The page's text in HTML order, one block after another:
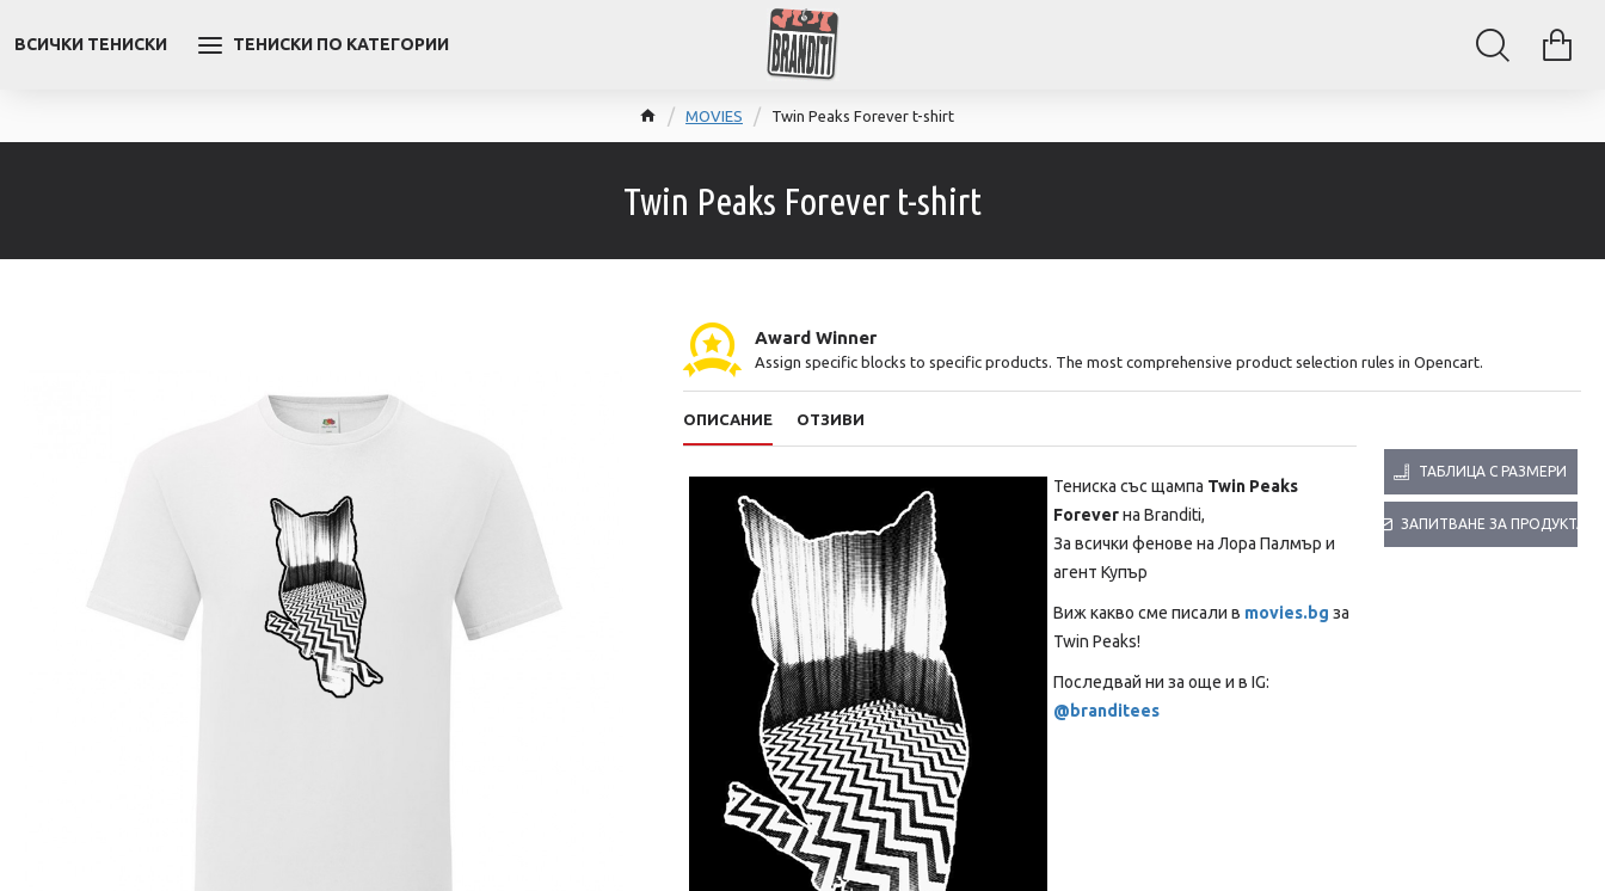
ВСИЧКИ ТЕНИСКИ ТЕНИСКИ ПО КАТЕГОРИИ
MOVIES Twin Peaks Forever t-shirt
Twin Peaks Forever t-shirt
ОПИСАНИЕ ОТЗИВИ
Тениска със щампа Twin Peaks
Foreverна Branditi,
За всички фенове на Лора Палмър и
агент Купър
Виж какво сме писали в movies.bg за
Twin Peaks!
Последвай ни за още и в IG:
@branditees
ТАБЛИЦА С РАЗМЕРИ
ЗАПИТВАНЕ ЗА ПРОДУКТА
Award Winner
Assign specific blocks to specific products. The most comprehensive product selection rules in Opencart.